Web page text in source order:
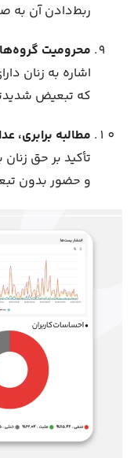
ربط‌دادن آن به
محرومیت
اشاره به زنان
که تبعیض
مطالبه برابری،
تأکید بر حق زنان
و حضور بدون